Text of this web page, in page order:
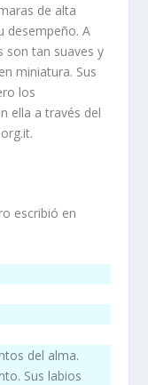
de alta
desempeño. A
son tan suaves y
miniatura. Sus
los
ella a través del
escribió en
del alma.
Sus labios